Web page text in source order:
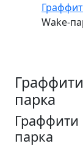
Wake-
парка
Граффити
парка